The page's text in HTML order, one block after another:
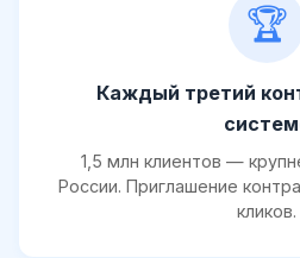
🏆
Каждый третий
1,5 млн клиентов —
России. Приглашение
кликов.